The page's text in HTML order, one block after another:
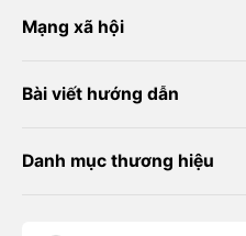
Mạng xã hội
Bài viết hướng dẫn
Danh mục thương hiệu